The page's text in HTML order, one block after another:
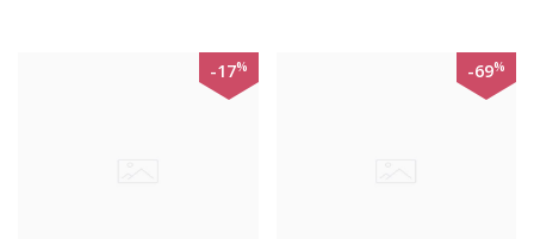
-17% -69%